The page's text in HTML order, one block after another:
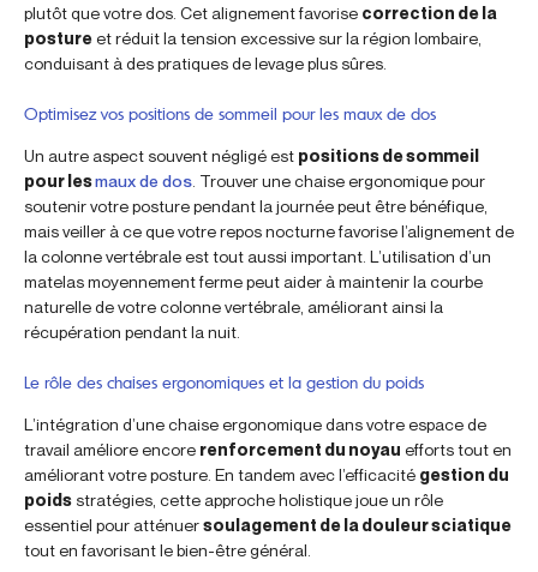
plutôt que votre dos. Cet alignement favorise correction de la
postureet réduit la tension excessive sur la région lombaire,
conduisant à des pratiques de levage plus sûres.
Optimisez vos positions de sommeil pour les maux de dos
Un autre aspect souvent négligé est positions de sommeil
pour lesmaux de dos . Trouver une chaise ergonomique pour
soutenir votre posture pendant la journée peut être bénéfique,
mais veiller à ce que votre repos nocturne favorise l’alignement de
la colonne vertébrale est tout aussi important. L’utilisation d’un
matelas moyennement ferme peut aider à maintenir la courbe
naturelle de votre colonne vertébrale, améliorant ainsi la
récupération pendant la nuit.
Le rôle des chaises ergonomiques et la gestion du poids
L’intégration d’une chaise ergonomique dans votre espace de
travail améliore encore renforcement du noyau efforts tout en
améliorant votre posture. En tandem avec l’efficacité gestion du
poids stratégies, cette approche holistique joue un rôle
essentiel pour atténuersoulagement de la douleur sciatique
tout en favorisant le bien-être général.